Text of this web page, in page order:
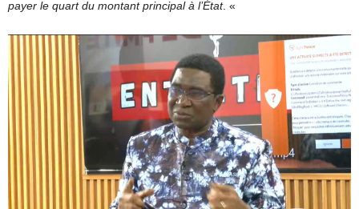
payer le quart du montant principal à l’État. «